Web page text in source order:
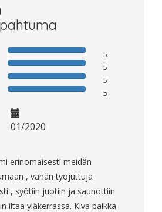
5
5
5
5
01/2020
erinomaisesti meidän
, vähän työjuttuja
, syötiin juotiin ja saunottiin
iltaa yläkerrassa. Kiva paikka